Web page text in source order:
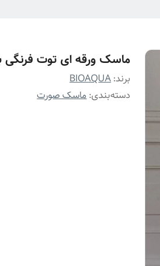
ماسک ورقه ای توت فرنگی
برند:BIOAQUA
دسته‌بندی:ماسک صورت